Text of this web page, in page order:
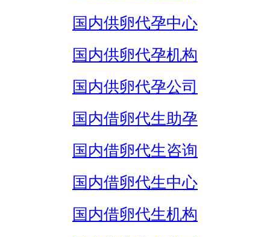
国内供卵代孕中心
国内供卵代孕机构
国内供卵代孕公司
国内借卵代生助孕
国内借卵代生咨询
国内借卵代生中心
国内借卵代生机构